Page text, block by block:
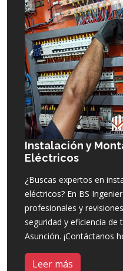
Instalación y
Eléctricos
¿Buscas expertos en
eléctricos? En BS
profesionales y
seguridad y eficiencia de
Asunción. ¡Contáctanos
Leer más